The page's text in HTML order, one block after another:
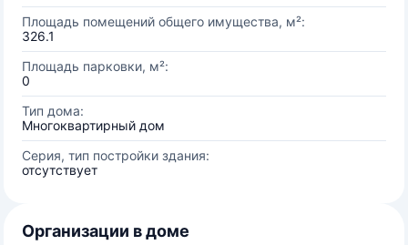
Площадь помещений общего имущества, м²:
326.1
Площадь парковки, м²:
0
Тип дома:
Многоквартирный дом
Серия, тип постройки здания:
отсутствует
Организации в доме